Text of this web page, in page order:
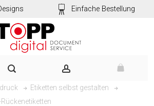
Einfache Bestellung
Etiketten selbst gestalten
Rückenetiketten